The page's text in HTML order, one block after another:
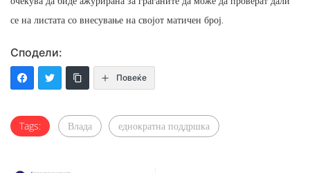
се на листата со внесување на својот матичен број.
Сподели:
Повеќе
Tags: Влада еднократна поддршка